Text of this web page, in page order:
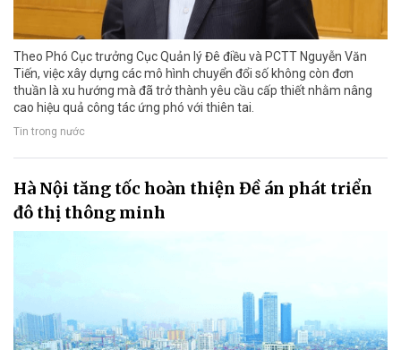
Theo Phó Cục trưởng Cục Quản lý Đê điều và PCTT Nguyễn Văn
Tiến, việc xây dựng các mô hình chuyển đổi số không còn đơn
thuần là xu hướng mà đã trở thành yêu cầu cấp thiết nhằm nâng
cao hiệu quả công tác ứng phó với thiên tai.
Tin trong nước
Hà Nội tăng tốc hoàn thiện Đề án phát triển
đô thị thông minh